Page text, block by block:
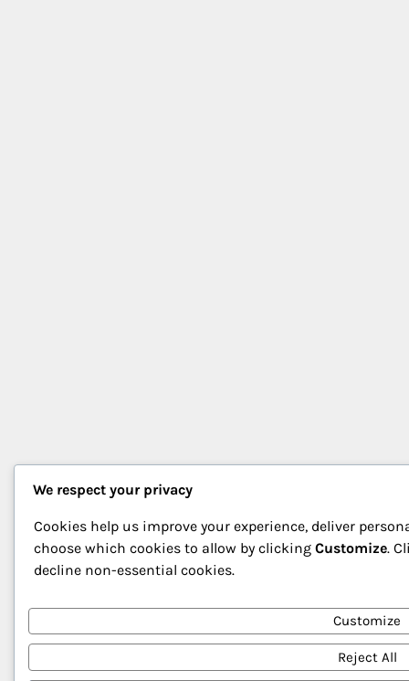
We respect your privacy
Cookies help us improve your experience, deliver
choose which cookies to allow by clicking Customize.
decline non-essential cookies.
Customize
Reject All